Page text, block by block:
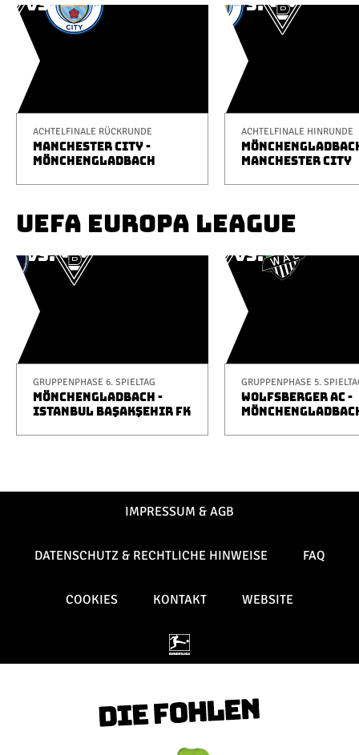
ACHTELFINALE RÜCKRUNDE
MANCHESTER CITY -
MÖNCHENGLADBACH
ACHTELFINALE HINRUNDE
MANCHESTER CITY
UEFA EUROPA LEAGUE
GRUPPENPHASE 6. SPIELTAG
MÖNCHENGLADBACH -
ISTANBUL BAŞAKŞEHIR FK
GRUPPENPHASE 5.
WOLFSBERGER AC -
IMPRESSUM & AGB
DATENSCHUTZ & RECHTLICHE HINWEISE FAQ
COOKIES KONTAKT WEBSITE